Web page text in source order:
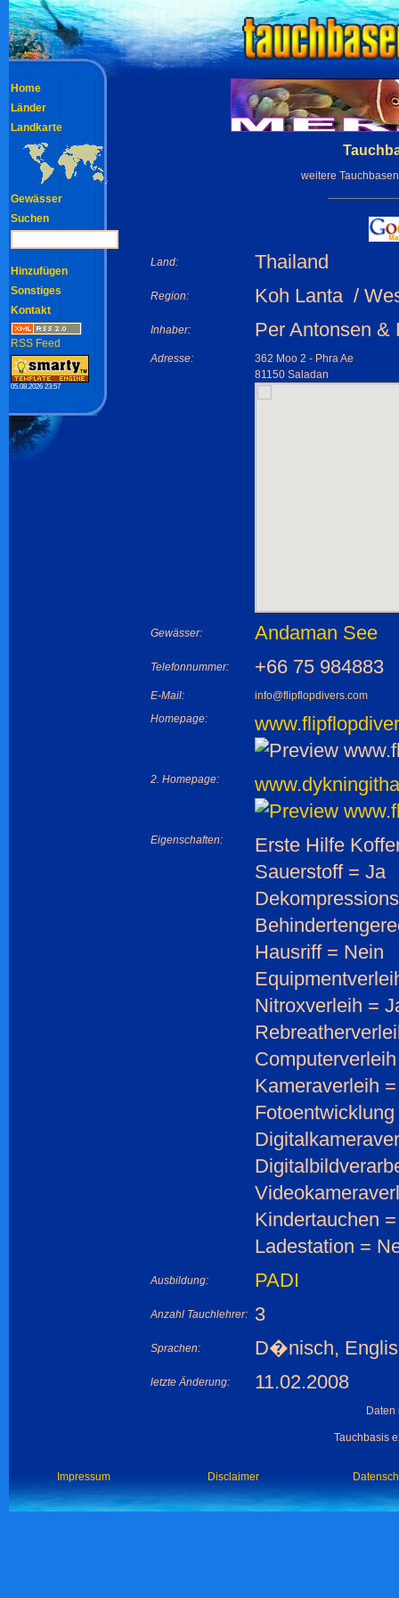
weitere
Land: Thailand
Region: Koh Lanta /
Inhaber: Per Antonsen &
Adresse:
362 Moo 2 - Phra Ae
81150 Saladan
Gewässer: Andaman See
Telefonnummer: +66 75 984883
E-Mail:
info@flipflopdivers.com
Homepage:
2. Homepage:
Eigenschaften:
Erste Hilfe
Sauerstoff = Ja
Hausriff = Nein
Nitroxverleih =
Kameraverleih
Kindertauchen
Ladestation =
Ausbildung: PADI
Anzahl Tauchlehrer: 3
Sprachen: D�nisch,
letzte Änderung: 11.02.2008
Tauchbasis
Home
Länder
Landkarte
Gewässer
Suchen
Hinzufügen
Sonstiges
Kontakt
RSS Feed
05.08.2026 23:57
Impressum Disclaimer